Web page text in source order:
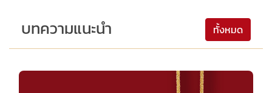
บทความแนะนำ ทั้งหมด